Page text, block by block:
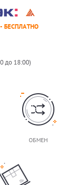
БЕСПЛАТНО
до 18:00)
ОБМЕН